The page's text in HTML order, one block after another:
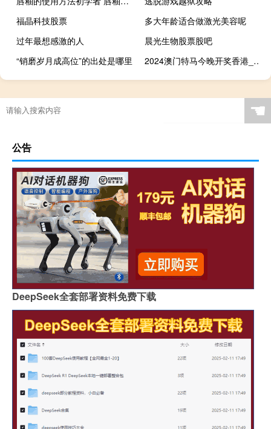
福晶科技股票
多大年龄适合做激光美容呢
过年最想感激的人
晨光生物股票股吧
“销磨岁月成高位”的出处是哪里
2024澳门特马今晚开奖香港_最佳选择_iPhone版v54.94.56
☚
公告
DeepSeek全套部署资料免费下载